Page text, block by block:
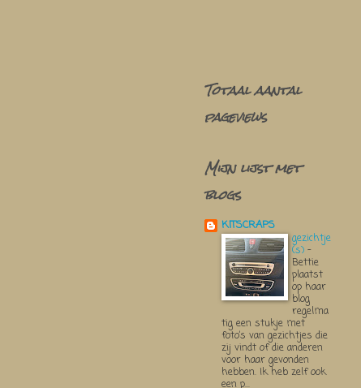
Totaal aantal
pageviews
Mijn lijst met
blogs
KITSCRAPS
gezichtje
(s) -
Bettie
plaatst
op haar
blog
regelma
tig een stukje met
foto’s van gezichtjes die
zij vindt of die anderen
voor haar gevonden
hebben. Ik heb zelf ook
een p...